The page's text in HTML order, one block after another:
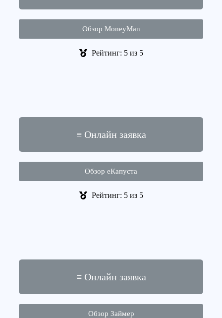
Обзор MoneyMan
Рейтинг: 5 из 5
≡ Онлайн заявка
Обзор еКапуста
Рейтинг: 5 из 5
≡ Онлайн заявка
Обзор Займер